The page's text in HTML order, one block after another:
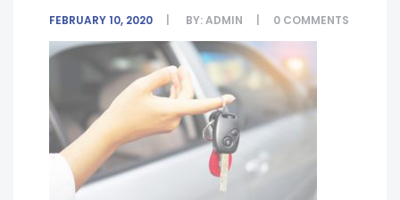
FEBRUARY 10, 2020 BY:ADMIN 0 COMMENTS